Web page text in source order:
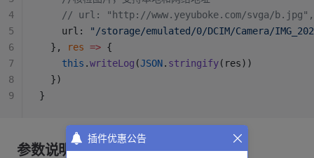
插件优惠公告
    // url: "http://www.yeyuboke.com/svga/b.jpg",
    url:
"/storage/emulated/0/DCIM/Camera/
  },
res => {
    this
.writeLog (JSON. stringify(res))
  })
}
4
5
6
7
8
9
参数说明